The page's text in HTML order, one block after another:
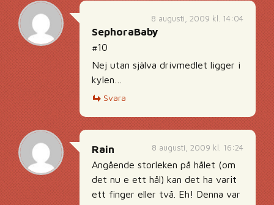
8 augusti, 2009 kl. 14:04
SephoraBaby
#10
Nej utan själva drivmedlet ligger i
kylen…
Svara
8 augusti, 2009 kl. 16:24
Rain
Angående storleken på hålet (om
det nu e ett hål) kan det ha varit
ett finger eller två. Eh! Denna var